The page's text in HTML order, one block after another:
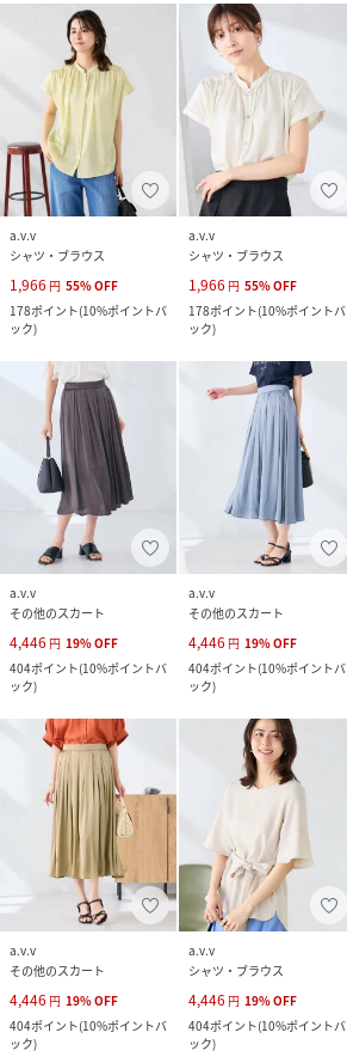
a.v.v
シャツ・ブラウス
1,966 円 55%OFF
178ポイント(10%ポイントバ
ック)
a.v.v
シャツ・ブラウス
1,966 円 55%OFF
178ポイント(10%ポイントバ
ック)
a.v.v
その他のスカート
4,446 円 19%OFF
404ポイント(10%ポイントバ
ック)
a.v.v
その他のスカート
4,446 円 19%OFF
404ポイント(10%ポイントバ
ック)
a.v.v
その他のスカート
4,446 円 19%OFF
404ポイント(10%ポイントバ
ック)
a.v.v
シャツ・ブラウス
4,446 円 19%OFF
404ポイント(10%ポイントバ
ック)